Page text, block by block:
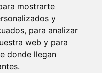
mostrarte
y
para analizar
web y para
donde llegan